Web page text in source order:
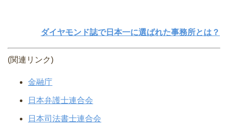
ダイヤモンド誌で日本一に選ばれた事務所とは？
(関連リンク)
金融庁
日本弁護士連合会
日本司法書士連合会